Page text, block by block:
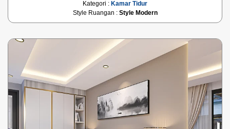
Kategori : Kamar Tidur
Style Ruangan : Style Modern